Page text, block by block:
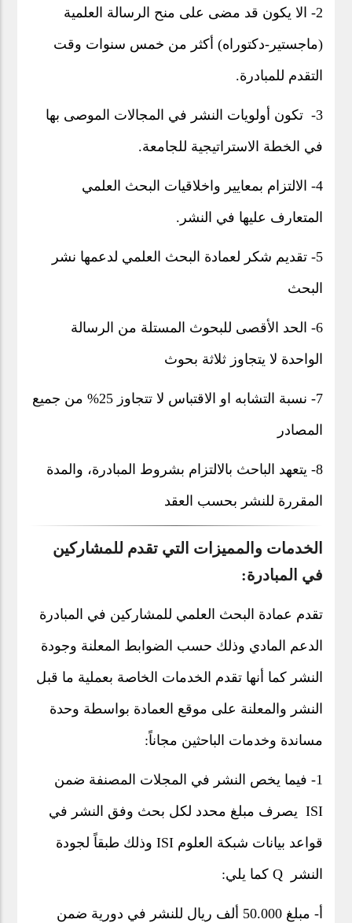
2- الا يكون قد مضى على منح الرسالة العلمية
(ماجستير-دكتوراه) أكثر من خمس سنوات وقت
التقدم للمبادرة.
3- تكون أولويات النشر في المجالات الموصى بها
في الخطة الاستراتيجية للجامعة.
4- الالتزام بمعايير واخلاقيات البحث العلمي
المتعارف عليها في النشر.
5- تقديم شكر لعمادة البحث العلمي لدعمها نشر
البحث
6- الحد الأقصى للبحوث المستلة من الرسالة
الواحدة لا يتجاوز ثلاثة بحوث
7- نسبة التشابه او الاقتباس لا تتجاوز 25% من جميع
المصادر
8- يتعهد الباحث بالالتزام بشروط المبادرة، والمدة
المقررة للنشر بحسب العقد
الخدمات والمميزات التي تقدم للمشاركين
في المبادرة:
تقدم عمادة البحث العلمي للمشاركين في المبادرة
الدعم المادي وذلك حسب الضوابط المعلنة وجودة
النشر كما أنها تقدم الخدمات الخاصة بعملية ما قبل
النشر والمعلنة على موقع العمادة بواسطة وحدة
مساندة وخدمات الباحثين مجاناً:
1- فيما يخص النشر في المجلات المصنفة ضمن
ISI يصرف مبلغ محدد لكل بحث وفق النشر في
قواعد بيانات شبكة العلوم ISI وذلك طبقاً لجودة
النشر Q كما يلي:
أ‌- مبلغ 50.000 ألف ريال للنشر في دورية ضمن